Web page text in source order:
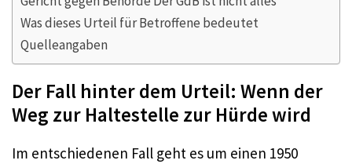
Was dieses Urteil für Betroffene bedeutet
Quelleangaben
Der Fall hinter dem Urteil: Wenn der
Weg zur Haltestelle zur Hürde wird
Im entschiedenen Fall geht es um einen 1950